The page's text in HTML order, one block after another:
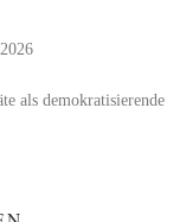
als demokratisierende